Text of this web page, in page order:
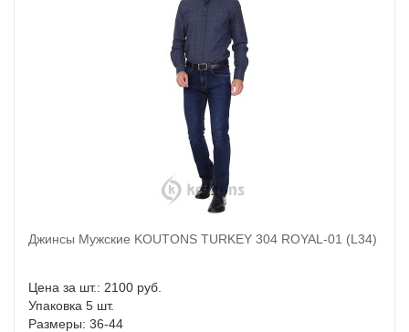
В корзину
Джинсы Мужские KOUTONS TURKEY 304 ROYAL-01 (L34)
Цена за шт.: 2100 руб.
Упаковка 5 шт.
Размеры: 36-44